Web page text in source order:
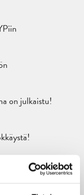
on julkaistu!
ja KeuPa HT:n